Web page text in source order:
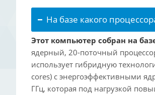
На базе какого
Этот компьютер собран на
ядерный, 20-поточный
использует гибридную
cores) с энергоэффективными
ГГц, которая под нагрузкой